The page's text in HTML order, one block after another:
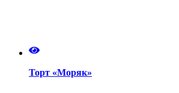
Торт «Моряк»